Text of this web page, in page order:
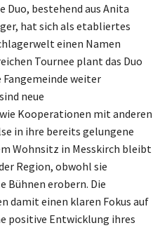
Duo, bestehend aus Anita
hat sich als etabliertes
einen Namen
Tournee plant das Duo
weiter
neue
Kooperationen mit anderen
in ihre bereits gelungene
Wohnsitz in Messkirch bleibt
Region, obwohl sie
erobern. Die
damit einen klaren Fokus auf
positive Entwicklung ihres